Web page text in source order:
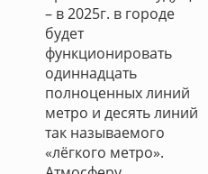
– в 2025г. в городе
будет
функционировать
одиннадцать
полноценных линий
метро и десять линий
так называемого
«лёгкого метро».